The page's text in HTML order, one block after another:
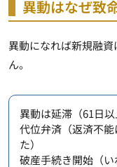
異動はなぜ致
異動になれば新規融
ん。
異動は延滞（61日
代位弁済（返済不
た）
破産手続き開始（